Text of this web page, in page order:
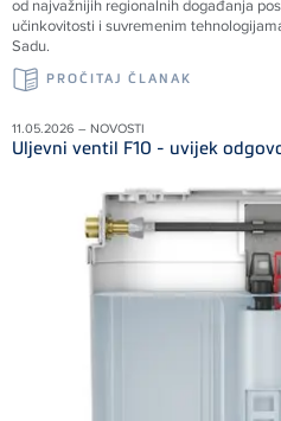
od najvažnijih regionalnih događanja
učinkovitosti i suvremenim
Sadu.
PROČITAJ ČLANAK
11.05.2026 – NOVOSTI
Uljevni ventil F10 - uvijek